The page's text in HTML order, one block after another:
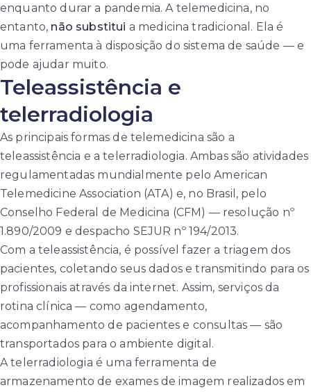
enquanto durar a pandemia. A telemedicina, no
entanto, não substitui a medicina tradicional. Ela é
uma ferramenta à disposição do sistema de saúde — e
pode ajudar muito.
Teleassistência e
telerradiologia
As principais formas de telemedicina são a
teleassistência e a telerradiologia. Ambas são atividades
regulamentadas mundialmente pelo American
Telemedicine Association (ATA) e, no Brasil, pelo
Conselho Federal de Medicina (CFM) — resolução nº
1.890/2009 e despacho SEJUR nº 194/2013.
Com a teleassistência, é possível fazer a triagem dos
pacientes, coletando seus dados e transmitindo para os
profissionais através da internet. Assim, serviços da
rotina clínica — como agendamento,
acompanhamento de pacientes e consultas — são
transportados para o ambiente digital.
A telerradiologia é uma ferramenta de
armazenamento de exames de imagem realizados em